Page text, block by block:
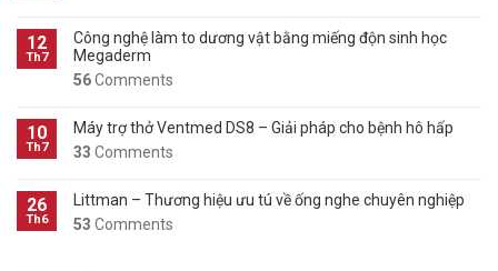
12
Th7
Công nghệ làm to dương vật bằng miếng độn sinh học
Megaderm
56Comments
10
Th7
Máy trợ thở Ventmed DS8 – Giải pháp cho bệnh hô hấp
33 Comments
26
Th6
Littman – Thương hiệu ưu tú về ống nghe chuyên nghiệp
53 Comments